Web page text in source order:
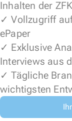
Inhalten der
✓ Vollzugriff
ePaper
✓ Exklusive
Interviews aus
✓ Tägliche
wichtigsten